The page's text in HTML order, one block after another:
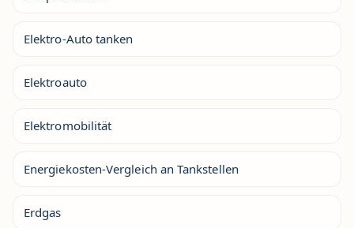
Elektro-Auto tanken
Elektroauto
Elektromobilität
Energiekosten-Vergleich an Tankstellen
Erdgas